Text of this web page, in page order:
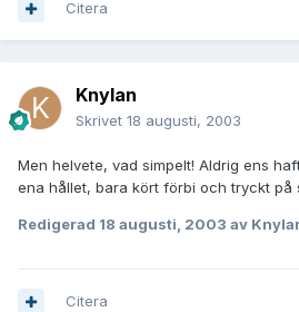
Citera
Knylan
Skrivet 18 augusti, 2003
Men helvete, vad simpelt! Aldrig ens
ena hållet, bara kört förbi och tryckt på
Redigerad 18 augusti, 2003 av
Citera